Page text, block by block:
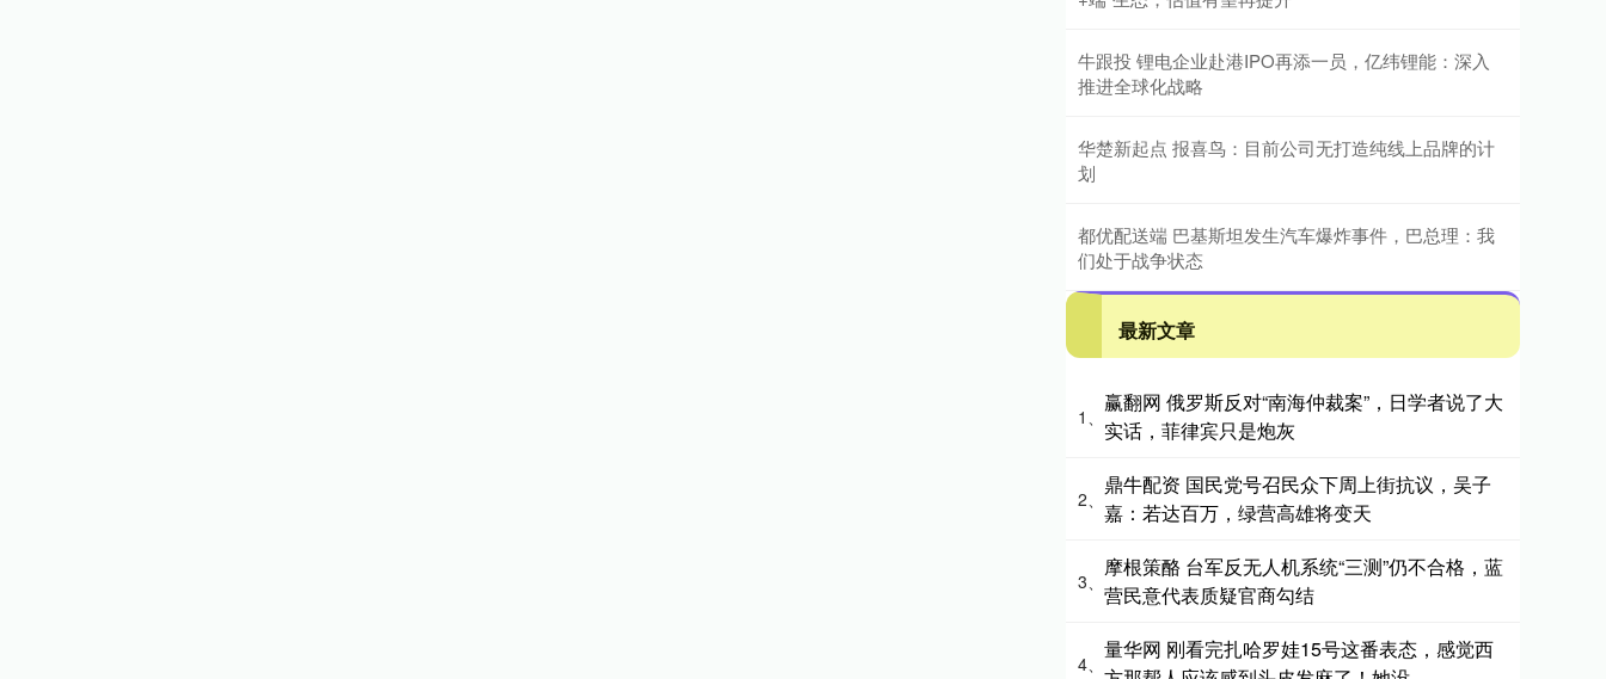
牛跟投 锂电企业赴港IPO再添一员，亿纬锂能：深入
推进全球化战略
华楚新起点 报喜鸟：目前公司无打造纯线上品牌的计
划
都优配送端 巴基斯坦发生汽车爆炸事件，巴总理：我
们处于战争状态
最新文章
1、
赢翻网 俄罗斯反对“南海仲裁案”，日学者说了大
实话，菲律宾只是炮灰
2、
鼎牛配资 国民党号召民众下周上街抗议，吴子
嘉：若达百万，绿营高雄将变天
3、
摩根策酪 台军反无人机系统“三测”仍不合格，蓝
营民意代表质疑官商勾结
4、
量华网 刚看完扎哈罗娃15号这番表态，感觉西